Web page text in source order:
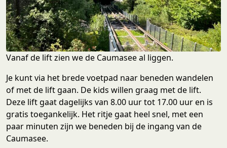
Vanaf de lift zien we de Caumasee al liggen.
Je kunt via het brede voetpad naar beneden wandelen
of met de lift gaan. De kids willen graag met de lift.
Deze lift gaat dagelijks van 8.00 uur tot 17.00 uur en is
gratis toegankelijk. Het ritje gaat heel snel, met een
paar minuten zijn we beneden bij de ingang van de
Caumasee.